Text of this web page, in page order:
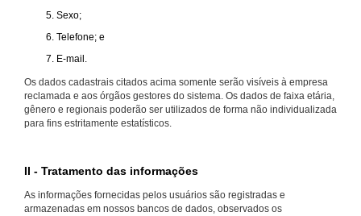
Sexo;
Telefone; e
E-mail.
Os dados cadastrais citados acima somente serão visíveis à empresa
reclamada e aos órgãos gestores do sistema. Os dados de faixa etária,
gênero e regionais poderão ser utilizados de forma não individualizada
para fins estritamente estatísticos.
II - Tratamento das informações
As informações fornecidas pelos usuários são registradas e
armazenadas em nossos bancos de dados, observados os